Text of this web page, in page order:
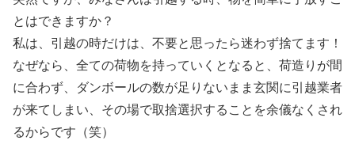
とはできますか？
私は、引越の時だけは、不要と思ったら迷わず捨てます！
なぜなら、全ての荷物を持っていくとなると、荷造りが間
に合わず、ダンボールの数が足りないまま玄関に引越業者
が来てしまい、その場で取捨選択することを余儀なくされ
るからです（笑）